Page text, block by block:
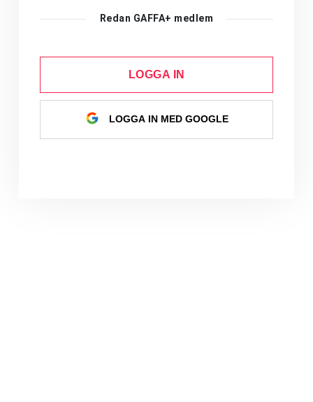
Redan GAFFA+ medlem
LOGGA IN
LOGGA IN MED GOOGLE